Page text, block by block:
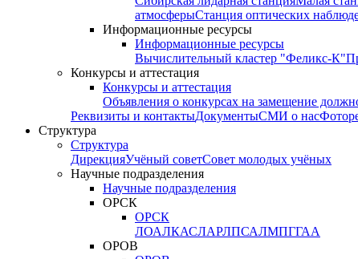
атмосферыСтанция оптических
Информационные ресурсы
Информационные ресурсы
Вычислительный кластер "Феликс-К"
Конкурсы и аттестация
Конкурсы и аттестация
Объявления о конкурсах на замещение
Реквизиты и контактыДокументыСМИ о нас
Структура
Структура
ДирекцияУчёный советСовет молодых учёных
Научные подразделения
Научные подразделения
ОРСК
ОРСК
ЛОАЛКАСЛАРЛПСАЛМПГГАА
ОРОВ